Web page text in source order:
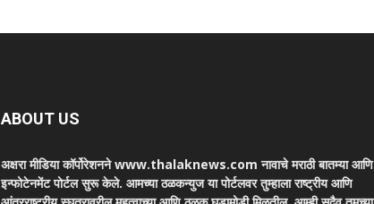
ABOUT US
अक्षरा मीडिया कॉर्पोरेशनने www.thalaknews.com नावाचे मराठी बातम्या आणि
इन्फोटेनमेंट पोर्टल सुरू केले. आमच्या ठळकन्युज या पोर्टलवर तुम्हाला राष्ट्रीय आणि